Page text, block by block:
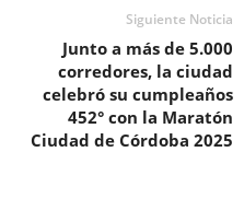
Siguiente Noticia
Junto a más de 5.000
corredores, la ciudad
celebró su cumpleaños
452° con la Maratón
Ciudad de Córdoba 2025